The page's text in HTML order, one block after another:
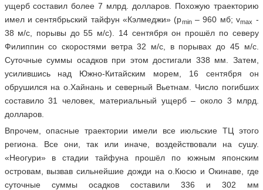
ущерб составил более 7 млрд. долларов. Похожую траекторию
имел и сентябрьский тайфун «Кэлмеджи» (рmin– 960 мб; vmax -
38 м/c, порывы до 55 м/с). 14 сентября он прошёл по северу
Филиппин со скоростями ветра 32 м/с, в порывах до 45 м/с.
Суточные суммы осадков при этом достигали 338 мм. Затем,
усилившись над Южно-Китайским морем, 16 сентября он
обрушился на о.Хайнань и северный Вьетнам. Число погибших
составило 31 человек, материальный ущерб – около 3 млрд.
долларов.
Впрочем, опасные траектории имели все июльские ТЦ этого
региона. Все они, так или иначе, воздействовали на сушу.
«Неогури» в стадии тайфуна прошёл по южным японским
островам, вызвав сильнейшие дожди на о.Кюсю и Окинаве, где
суточные суммы осадков составили 336 и 302 мм